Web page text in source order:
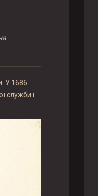
У 1686
служби і